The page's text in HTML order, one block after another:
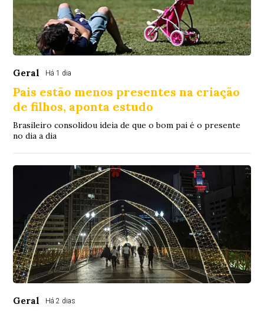
Geral Há 1 dia
Pais estão menos presentes na criação
de filhos, aponta estudo
Brasileiro consolidou ideia de que o bom pai é o presente
no dia a dia
Geral Há 2 dias